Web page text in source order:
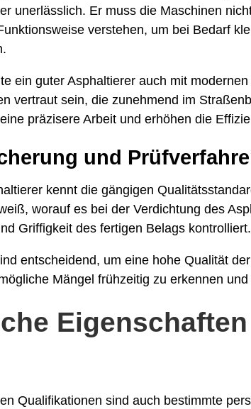
unerlässlich. Er muss die Maschinen
verstehen, um bei Bedarf
ein guter Asphaltierer auch mit
vertraut sein, die zunehmend im
präzisere Arbeit und erhöhen die
und
kennt die gängigen
worauf es bei der Verdichtung des
Griffigkeit des fertigen Belags kontrolliert.
entscheidend, um eine hohe Qualität
Mängel frühzeitig zu erkennen
Qualifikationen sind auch bestimmte